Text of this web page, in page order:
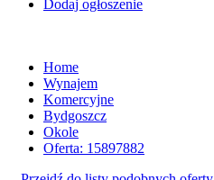
Dodaj ogłoszenie
Home
Wynajem
Komercyjne
Bydgoszcz
Okole
Oferta: 15897882